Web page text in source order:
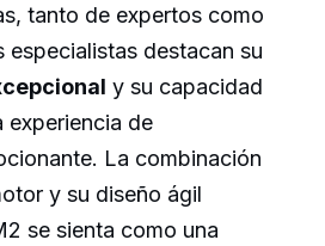
tanto de expertos como
especialistas destacan su
y su capacidad
experiencia de
La combinación
y su diseño ágil
se sienta como una